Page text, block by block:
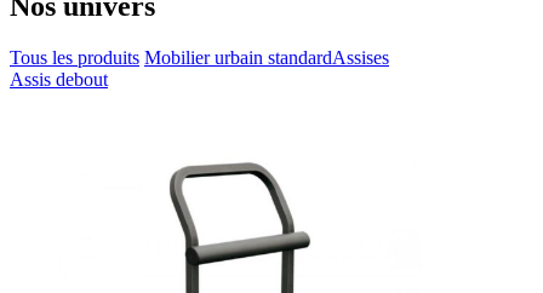
Tous les produits Mobilier urbain standardAssises
Assis debout